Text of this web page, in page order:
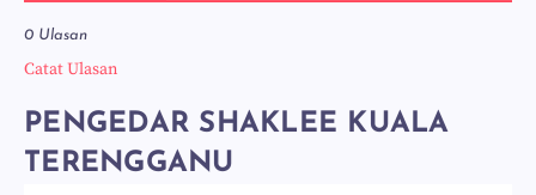
0 Ulasan
Catat Ulasan
PENGEDAR SHAKLEE KUALA
TERENGGANU